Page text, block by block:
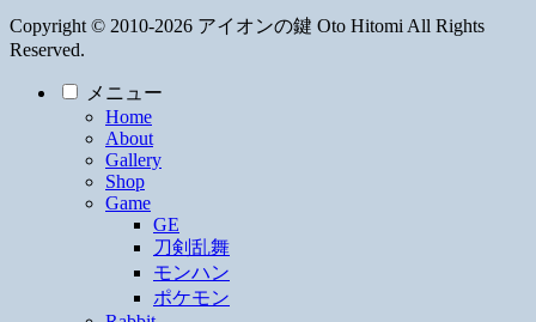
Copyright © 2010-2026 アイオンの鍵 Oto Hitomi All Rights
Reserved.
メニュー
Home
About
Gallery
Shop
Game
GE
刀剣乱舞
モンハン
ポケモン